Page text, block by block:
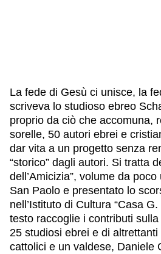
La fede di Gesù ci unisce, la
scriveva lo studioso ebreo
proprio da ciò che accomuna,
sorelle, 50 autori ebrei e
dar vita a un progetto senza
“storico” dagli autori. Si tratta
dell’Amicizia”, volume da
San Paolo e presentato lo
nell’Istituto di Cultura “Casa G.
testo raccoglie i contributi
25 studiosi ebrei e di
cattolici e un valdese, Daniele